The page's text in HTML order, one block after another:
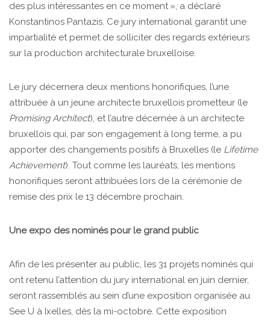
des plus intéressantes en ce moment », a déclaré
Konstantinos Pantazis. Ce jury international garantit une
impartialité et permet de solliciter des regards extérieurs
sur la production architecturale bruxelloise.
Le jury décernera deux mentions honorifiques, l’une
attribuée à un jeune architecte bruxellois prometteur (le
Promising Architect), et l’autre décernée à un architecte
bruxellois qui, par son engagement à long terme, a pu
apporter des changements positifs à Bruxelles (le Lifetime
Achievement). Tout comme les lauréats, les mentions
honorifiques seront attribuées lors de la cérémonie de
remise des prix le 13 décembre prochain.
Une expo des nominés pour le grand public
Afin de les présenter au public, les 31 projets nominés qui
ont retenu l’attention du jury international en juin dernier,
seront rassemblés au sein d’une exposition organisée au
See U à Ixelles, dès la mi-octobre. Cette exposition